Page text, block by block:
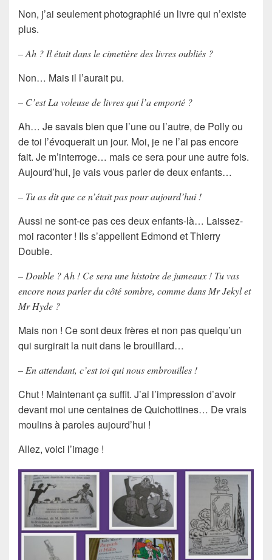
Non, j’ai seulement photographié un livre qui n’existe
plus.
– Ah ? Il était dans le cimetière des livres oubliés ?
Non… Mais il l’aurait pu.
– C’est La voleuse de livres qui l’a emporté ?
Ah… Je savais bien que l’une ou l’autre, de Polly ou
de toi l’évoquerait un jour. Moi, je ne l’ai pas encore
fait. Je m’interroge… mais ce sera pour une autre fois.
Aujourd’hui, je vais vous parler de deux enfants…
– Tu as dit que ce n’était pas pour aujourd’hui !
Aussi ne sont-ce pas ces deux enfants-là… Laissez-
moi raconter ! Ils s’appellent Edmond et Thierry
Double.
– Double ? Ah ! Ce sera une histoire de jumeaux ! Tu vas
encore nous parler du côté sombre, comme dans Mr Jekyl et
Mr Hyde ?
Mais non ! Ce sont deux frères et non pas quelqu’un
qui surgirait la nuit dans le brouillard…
– En attendant, c’est toi qui nous embrouilles !
Chut ! Maintenant ça suffit. J’ai l’impression d’avoir
devant moi une centaines de Quichottines… De vrais
moulins à paroles aujourd’hui !
Allez, voici l’image !